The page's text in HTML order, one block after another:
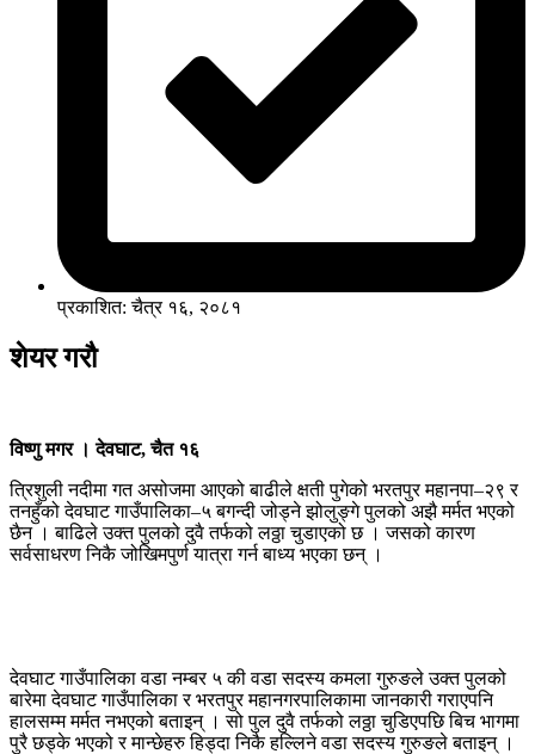
प्रकाशित: चैत्र १६, २०८१
शेयर गरौ
विष्णु मगर । देवघाट, चैत १६
त्रिशुली नदीमा गत असोजमा आएको बाढीले क्षती पुगेको भरतपुर महानपा–२९ र
तनहुँको देवघाट गाउँपालिका–५ बगन्दी जोड्ने झोलुङ्गे पुलको अझै मर्मत भएको
छैन । बाढिले उक्त पुलको दुवै तर्फको लठ्ठा चुडाएको छ । जसको कारण
सर्वसाधरण निकै जोखिमपुर्ण यात्रा गर्न बाध्य भएका छन् ।
देवघाट गाउँपालिका वडा नम्बर ५ की वडा सदस्य कमला गुरुङले उक्त पुलको
बारेमा देवघाट गाउँपालिका र भरतपुर महानगरपालिकामा जानकारी गराएपनि
हालसम्म मर्मत नभएको बताइन् । सो पुल दुवै तर्फको लठ्ठा चुडिएपछि बिच भागमा
पुरै छड्के भएको र मान्छेहरु हिड्दा निकै हल्लिने वडा सदस्य गुरुङले बताइन् ।